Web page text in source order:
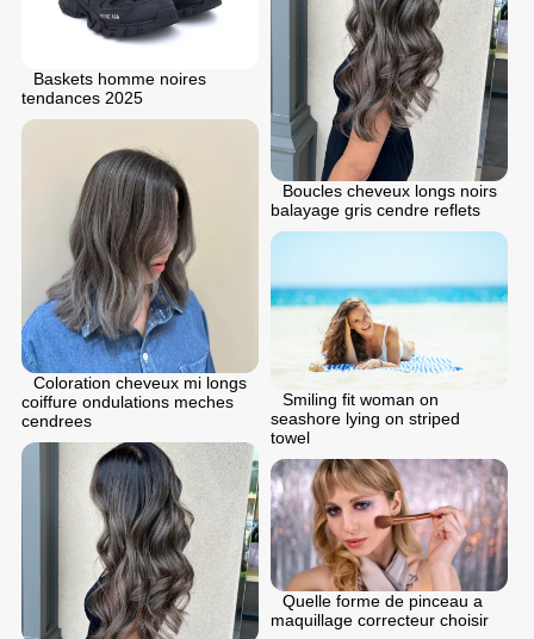
Baskets homme noires
tendances 2025
Boucles cheveux longs noirs
balayage gris cendre reflets
Coloration cheveux mi longs
coiffure ondulations meches
cendrees
Smiling fit woman on
seashore lying on striped
towel
Quelle forme de pinceau a
maquillage correcteur choisir